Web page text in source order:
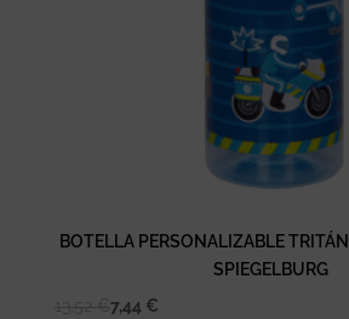
BOTELLA PERSONALIZABLE
SPIEGELBURG
7,44 €